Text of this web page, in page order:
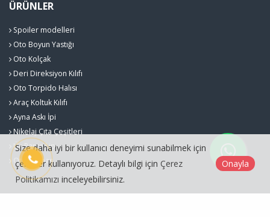
ÜRÜNLER
Spoiler modelleri
Oto Boyun Yastığı
Oto Kolçak
Deri Direksiyon Kılıfı
Oto Torpido Halısı
Araç Koltuk Kılıfı
Ayna Askı İpi
Nikelaj Çıta Çeşitleri
Üç Parça Lip
Oto Paspas
Size daha iyi bir kullanıcı deneyimi sunabilmek için
çerezler kullanıyoruz. Detaylı bilgi için Çerez
Politikamızı inceleyebilirsiniz.
Onayla